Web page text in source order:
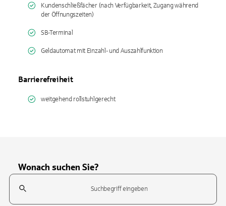
Kundenschließfächer (nach Verfügbarkeit, Zugang während
der Öffnungszeiten)
SB-Terminal
Geldautomat mit Einzahl- und Auszahlfunktion
Barrierefreiheit
weitgehend rollstuhlgerecht
Wonach suchen Sie?
Suchfeld